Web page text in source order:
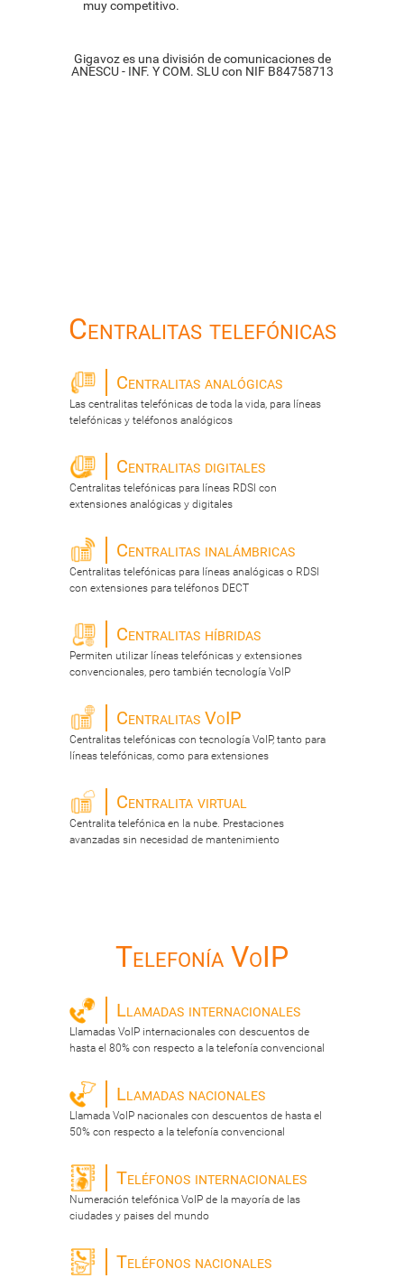
muy competitivo.
Gigavoz es una división de comunicaciones de
ANESCU - INF. Y COM. SLU con NIF B84758713
Centralitas telefónicas
Centralitas analógicas
Las centralitas telefónicas de toda la vida, para líneas
telefónicas y teléfonos analógicos
Centralitas digitales
Centralitas telefónicas para líneas RDSI con
extensiones analógicas y digitales
Centralitas inalámbricas
Centralitas telefónicas para líneas analógicas o RDSI
con extensiones para teléfonos DECT
Centralitas híbridas
Permiten utilizar líneas telefónicas y extensiones
convencionales, pero también tecnología VoIP
Centralitas VoIP
Centralitas telefónicas con tecnología VoIP, tanto para
líneas telefónicas, como para extensiones
Centralita virtual
Centralita telefónica en la nube. Prestaciones
avanzadas sin necesidad de mantenimiento
Telefonía VoIP
Llamadas internacionales
Llamadas VoIP internacionales con descuentos de
hasta el 80% con respecto a la telefonía convencional
Llamadas nacionales
Llamada VoIP nacionales con descuentos de hasta el
50% con respecto a la telefonía convencional
Teléfonos internacionales
Numeración telefónica VoIP de la mayoría de las
ciudades y paises del mundo
Teléfonos nacionales